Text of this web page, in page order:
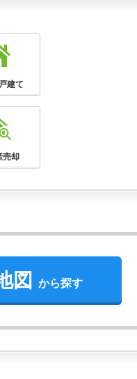
建て
売却
図 から探す